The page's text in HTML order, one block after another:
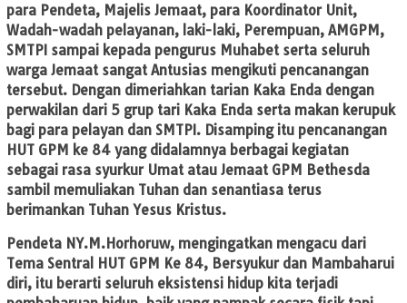
para Pendeta, Majelis Jemaat, para Koordinator Unit,
Wadah-wadah pelayanan, laki-laki, Perempuan, AMGPM,
SMTPI sampai kepada pengurus Muhabet serta seluruh
warga Jemaat sangat Antusias mengikuti pencanangan
tersebut. Dengan dimeriahkan tarian Kaka Enda dengan
perwakilan dari 5 grup tari Kaka Enda serta makan kerupuk
bagi para pelayan dan SMTPI. Disamping itu pencanangan
HUT GPM ke 84 yang didalamnya berbagai kegiatan
sebagai rasa syurkur Umat atau Jemaat GPM Bethesda
sambil memuliakan Tuhan dan senantiasa terus
berimankan Tuhan Yesus Kristus.
Pendeta NY.M.Horhoruw, mengingatkan mengacu dari
Tema Sentral HUT GPM Ke 84, Bersyukur dan Mambaharui
diri, itu berarti seluruh eksistensi hidup kita terjadi